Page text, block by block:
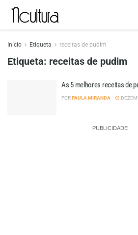
Início Etiqueta receitas de pudim
Etiqueta: receitas de pudim
As 5 melhores receitas de
PORPAULA MIRANDA
PUBLICIDADE